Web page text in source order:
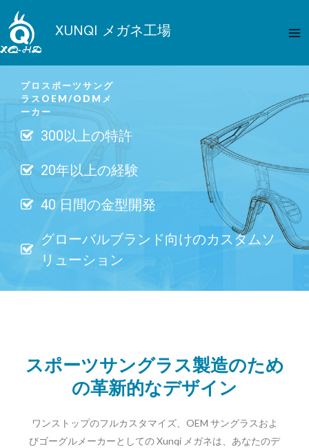
容
を
ス
プ
XUNQI メガネ工場
イ
ン
メ
ー
プロスポーツサング
ラスOEM/ODMメ
ーカー
300以上の特許
20年以上の経験
40 日間の金型開発
グローバルブランド向けのカスタムソ
リューション
スポーツサングラス製造のため
の革新的なデザイン
ワンストップのフルカスタマイズ、OEM サングラスおよ
びゴーグルメーカーとしての Xunqi メガネは、あなたのデ